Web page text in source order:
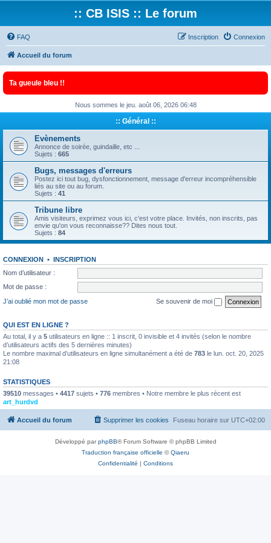
:: CB ISIS :: Le forum
FAQ Connexion
Inscription
Accueil du forum
Ta gueule bleu !!
Nous sommes le jeu. août 06, 2026 06:48
:: Général ::
Evènements
Annonce de soirée, guindaille, etc ...
Sujets : 665
Bugs, messages d'erreurs
Postez ici tout bug, dysfonctionnement, message d'erreur incompréhensible
liés au site ou au forum.
Sujets : 41
Tribune libre
Amis visiteurs, exprimez vous ici, c'est votre place. Invités, non inscrits, pas
envie qu'on vous reconnaisse?? Dites nous tout.
Sujets : 84
CONNEXION • INSCRIPTION
Nom d’utilisateur :
Mot de passe :
J’ai oublié mon mot de passe
Se souvenir de moi
QUI EST EN LIGNE ?
Au total, il y a 5 utilisateurs en ligne :: 1 inscrit, 0 invisible et 4 invités (selon le nombre
d’utilisateurs actifs des 5 dernières minutes)
Le nombre maximal d’utilisateurs en ligne simultanément a été de 783 le lun. oct. 20, 2025
21:08
STATISTIQUES
39510 messages • 4417 sujets • 776 membres • Notre membre le plus récent est
art_hurdvd
Accueil du forum Fuseau horaire sur UTC+02:00
Supprimer les cookies
Développé parphpBB® Forum Software © phpBB Limited
Traduction française officielle ©Qiaeru
Confidentialité | Conditions